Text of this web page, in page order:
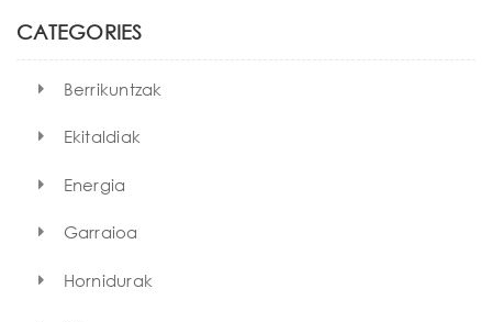
h
CATEGORIES
Berrikuntzak
Ekitaldiak
Energia
Garraioa
Hornidurak